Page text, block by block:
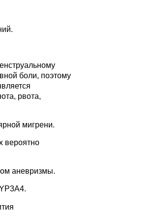
боли, поэтому
рвота,
мигрени.
вероятно
аневризмы.